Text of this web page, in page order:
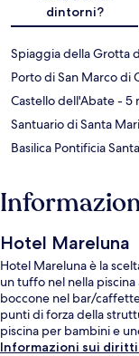
dintorni?
Spiaggia della Grotta
Porto di San Marco di
Castello dell'Abate- 5
Santuario di Santa
Basilica Pontificia
Hotel Mareluna
Hotel Mareluna è la
un tuffo nel nella
boccone nel bar/
punti di forza della
piscina per bambini e
Informazioni sui